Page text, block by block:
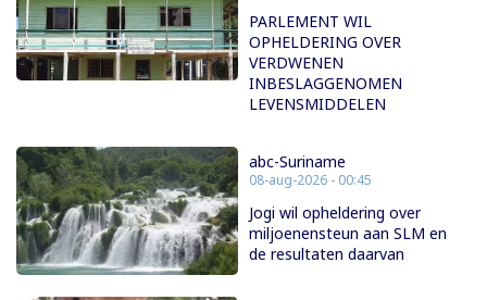
PARLEMENT WIL
OPHELDERING OVER
VERDWENEN
INBESLAGGENOMEN
LEVENSMIDDELEN
abc-Suriname
08-aug-2026 - 00:45
Jogi wil opheldering over
miljoenensteun aan SLM en
de resultaten daarvan